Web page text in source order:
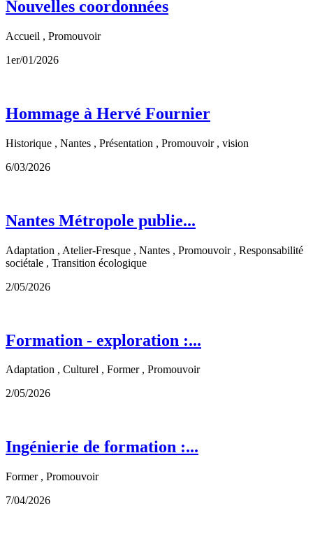
Nouvelles coordonnées
Accueil , Promouvoir
1er/01/2026
Hommage à Hervé Fournier
Historique , Nantes , Présentation , Promouvoir , vision
6/03/2026
Nantes Métropole publie...
Adaptation , Atelier-Fresque , Nantes , Promouvoir , Responsabilité
sociétale , Transition écologique
2/05/2026
Formation - exploration :...
Adaptation , Culturel , Former , Promouvoir
2/05/2026
Ingénierie de formation :...
Former , Promouvoir
7/04/2026